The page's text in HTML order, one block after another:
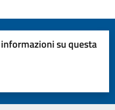
su questa
su 5
5